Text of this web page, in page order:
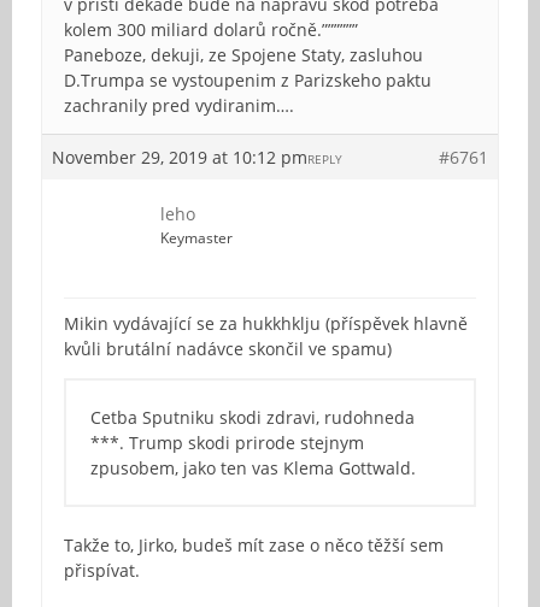
kolem 300 miliard dolarů ročně.””””””
Paneboze, dekuji, ze Spojene Staty, zasluhou
D.Trumpa se vystoupenim z Parizskeho paktu
zachranily pred vydiranim….
November 29, 2019 at 10:12 pm #6761
REPLY
leho
Keymaster
Mikin vydávající se za hukkhklju (příspěvek hlavně
kvůli brutální nadávce skončil ve spamu)
Cetba Sputniku skodi zdravi, rudohneda
***. Trump skodi prirode stejnym
zpusobem, jako ten vas Klema Gottwald.
Takže to, Jirko, budeš mít zase o něco těžší sem
přispívat.